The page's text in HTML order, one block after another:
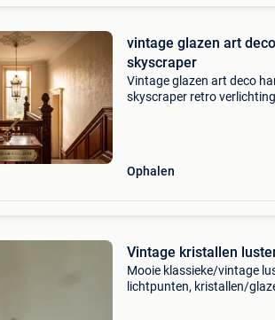
vintage glazen art
skyscraper
Vintage glazen art deco
skyscraper retro
Ophalen
Vintage kristallen
Mooie klassieke/vintage
lichtpunten, kristallen/